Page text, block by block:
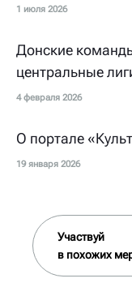
1 июля 2026
Донские
центральные
4 февраля 2026
О портале
19 января 2026
Участвуй
в похожих